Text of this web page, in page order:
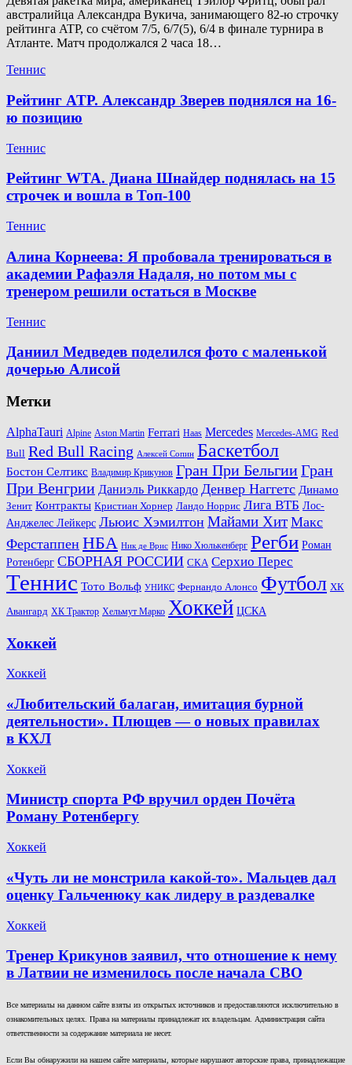
австралийца Александра Вукича, занимающего 82-ю строчку
рейтинга ATP, со счётом 7/5, 6/7(5), 6/4 в финале турнира в
Атланте. Матч продолжался 2 часа 18…
Теннис
Рейтинг ATP. Александр Зверев поднялся на 16-
ю позицию
Теннис
Рейтинг WTA. Диана Шнайдер поднялась на 15
строчек и вошла в Топ-100
Теннис
Алина Корнеева: Я пробовала тренироваться в
академии Рафаэля Надаля, но потом мы с
тренером решили остаться в Москве
Теннис
Даниил Медведев поделился фото с маленькой
дочерью Алисой
Метки
AlphaTauri Alpine Aston Martin Ferrari Haas Mercedes Mercedes-AMG Red
Bull Red Bull Racing Алексей Сопин Баскетбол
Бостон Селтикс Владимир Крикунов Гран При БельгииГран
При Венгрии Даниэль Риккардо Денвер Наггетс Динамо
Зенит Контракты Кристиан Хорнер Ландо Норрис Лига ВТБ Лос-
Анджелес Лейкерс Льюис Хэмилтон Майами Хит Макс
Ферстаппен НБА Ник де Врис Нико Хюлькенберг Регби Роман
Ротенберг СБОРНАЯ РОССИИ СКА Серхио Перес
Теннис Тото Вольф УНИКС Фернандо Алонсо Футбол ХК
Авангард ХК Трактор Хельмут Марко Хоккей ЦСКА
Хоккей
Хоккей
«Любительский балаган, имитация бурной
деятельности». Плющев — о новых правилах
в КХЛ
Хоккей
Министр спорта РФ вручил орден Почёта
Роману Ротенбергу
Хоккей
«Чуть ли не монстрила какой-то». Мальцев дал
оценку Гальченюку как лидеру в раздевалке
Хоккей
Тренер Крикунов заявил, что отношение к нему
в Латвии не изменилось после начала СВО
Все материалы на данном сайте взяты из открытых источников и предоставляются исключительно в
ознакомительных целях. Права на материалы принадлежат их владельцам. Администрация сайта
ответственности за содержание материала не несет.
Если Вы обнаружили на нашем сайте материалы, которые нарушают авторские права, принадлежащие